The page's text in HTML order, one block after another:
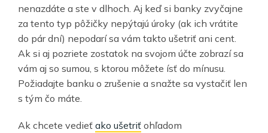
nenazdáte a ste v dlhoch. Aj keď si banky zvyčajne
za tento typ pôžičky nepýtajú úroky (ak ich vrátite
do pár dní) nepodarí sa vám takto ušetriť ani cent.
Ak si aj pozriete zostatok na svojom účte zobrazí sa
vám aj so sumou, s ktorou môžete ísť do mínusu.
Požiadajte banku o zrušenie a snažte sa vystačiť len
s tým čo máte.
Ak chcete vedieť ako ušetriť ohľadom